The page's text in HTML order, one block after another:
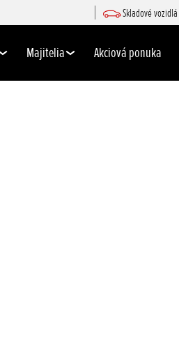
Skladové vozidlá
Majitelia Akciová ponuka